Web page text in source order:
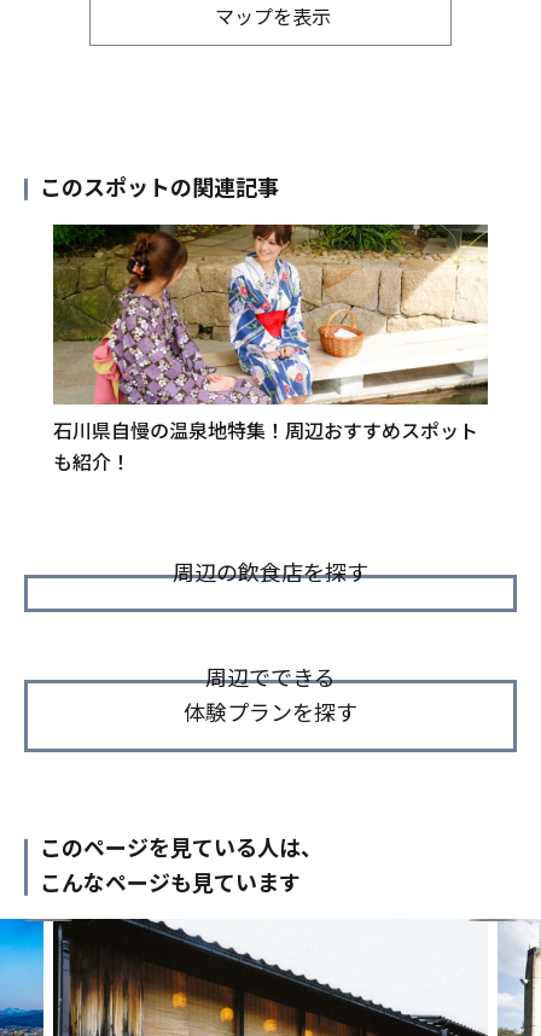
マップを表示
このスポットの関連記事
石川県自慢の温泉地特集！周辺おすすめスポット
も紹介！
周辺の飲食店を探す
周辺でできる
体験プランを探す
このページを見ている人は、
こんなページも見ています